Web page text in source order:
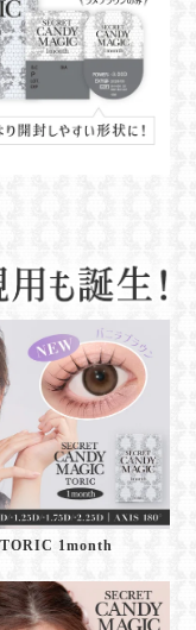
TORIC 1month